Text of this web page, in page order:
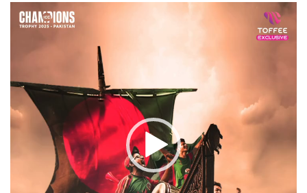
Video
Player